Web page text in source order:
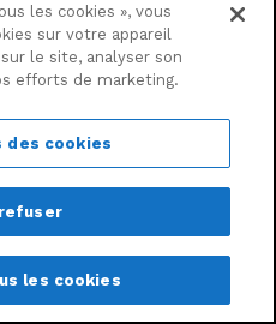
Dooxie, LEGRAND,
les cookies », vous
sur votre appareil
le site, analyser son
efforts de marketing.
des cookies
les cookies